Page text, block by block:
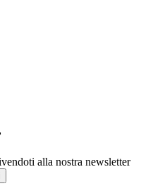
alla nostra newsletter